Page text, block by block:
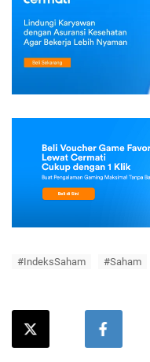
#IndeksSaham #Saham